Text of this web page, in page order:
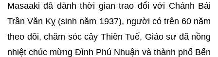
Masaaki đã dành thời gian trao đổi với Chánh Bái
Trần Văn Kỵ (sinh năm 1937), người có trên 60 năm
theo dõi, chăm sóc cây Thiên Tuế, Giáo sư đã nồng
nhiệt chúc mừng Đình Phú Nhuận và thành phố Bến